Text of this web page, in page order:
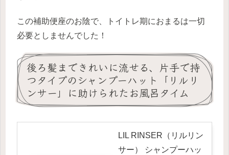
この補助便座のお陰で、トイトレ期におまるは一切
必要としませんでした！
後ろ髪まできれいに流せる、片手で持
つタイプのシャンプーハット「リルリ
ンサー」に助けられたお風呂タイム
LIL RINSER（リルリン
サー） シャンプーハッ